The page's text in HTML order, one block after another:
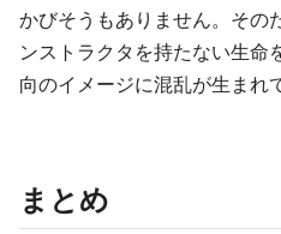
かびそうもありません。その
ンストラクタを持たない生命
向のイメージに混乱が生まれ
まとめ